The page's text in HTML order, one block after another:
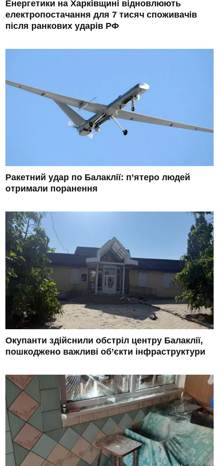
Енергетики на Харківщині відновлюють
електропостачання для 7 тисяч споживачів
після ранкових ударів РФ
Ракетний удар по Балаклії: п’ятеро людей
отримали поранення
Окупанти здійснили обстріл центру Балаклії,
пошкоджено важливі об’єкти інфраструктури